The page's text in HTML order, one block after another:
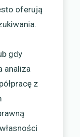
oferują
gdy
analiza
z